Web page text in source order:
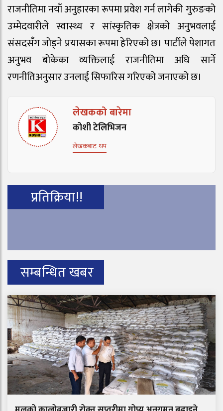
राजनीतिमा नयाँ अनुहारका रूपमा प्रवेश गर्न लागेकी गुरुङको
उम्मेदवारीले स्वास्थ्य र सांस्कृतिक क्षेत्रको अनुभवलाई
संसदसँग जोड्ने प्रयासका रूपमा हेरिएको छ। पार्टीले पेशागत
अनुभव बोकेका व्यक्तिलाई राजनीतिमा अघि सार्ने
रणनीतिअनुसार उनलाई सिफारिस गरिएको जनाएको छ।
लेखकको बारेमा
कोशी टेलिभिजन
लेखकबाट थप
प्रतिक्रिया!!
सम्बन्धित खबर